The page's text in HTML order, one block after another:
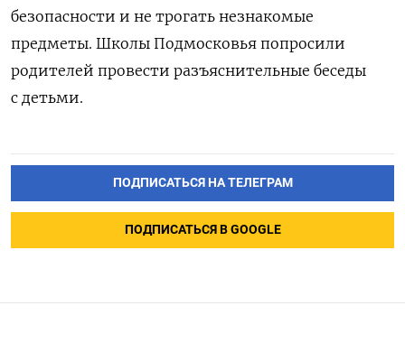
безопасности и не трогать незнакомые
предметы. Школы Подмосковья попросили
родителей провести разъяснительные беседы
с детьми.
ПОДПИСАТЬСЯ НА ТЕЛЕГРАМ
ПОДПИСАТЬСЯ В GOOGLE